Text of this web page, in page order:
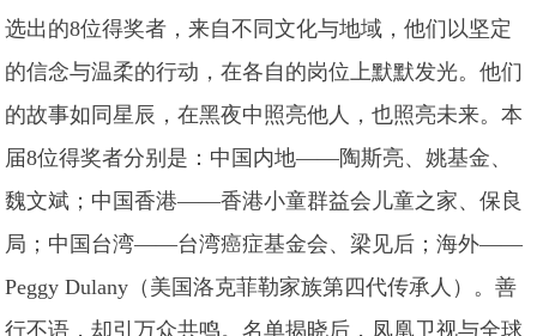
选出的8位得奖者，来自不同文化与地域，他们以坚定
的信念与温柔的行动，在各自的岗位上默默发光。他们
的故事如同星辰，在黑夜中照亮他人，也照亮未来。本
届8位得奖者分别是：中国内地——陶斯亮、姚基金、
魏文斌；中国香港——香港小童群益会儿童之家、保良
局；中国台湾——台湾癌症基金会、梁见后；海外——
Peggy Dulany（美国洛克菲勒家族第四代传承人）。善
行不语，却引万众共鸣。名单揭晓后，凤凰卫视与全球